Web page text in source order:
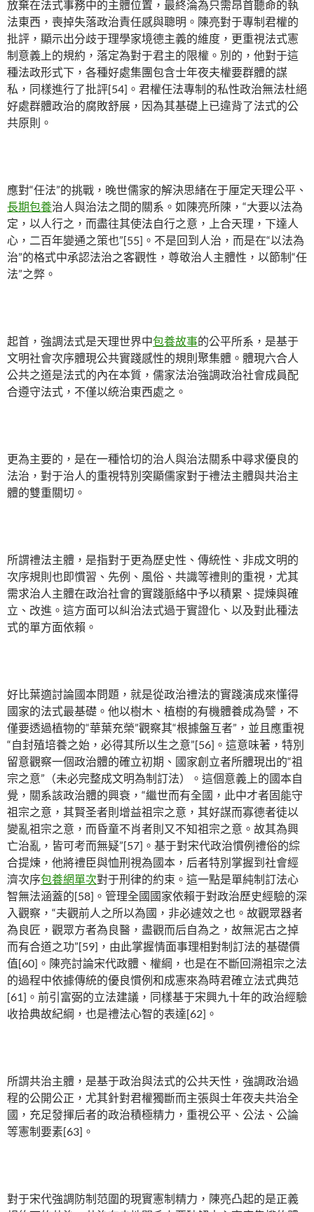
放棄在法式事務中的主體位置，最終淪為只需昂首聽命的執
法東西，喪掉失落政治責任感與聰明。陳亮對于專制君權的
批評，顯示出分歧于理學家境德主義的維度，更重視法式憲
制意義上的規約，落定為對于君主的限權。別的，他對于這
種法政形式下，各種好處集團包含士年夜夫權要群體的謀
私，同樣進行了批評[54]。君權任法專制的私性政治無法杜絕
好處群體政治的腐敗舒展，因為其基礎上已違背了法式的公
共原則。
應對“任法”的挑戰，晚世儒家的解決思緒在于厘定天理公平、
長期包養治人與治法之間的關系。如陳亮所陳，“大要以法為
定，以人行之，而盡往其使法自行之意，上合天理，下達人
心，二百年變通之策也”[55]。不是回到人治，而是在“以法為
治”的格式中承認法治之客觀性，尊敬治人主體性，以節制“任
法”之弊。
起首，強調法式是天理世界中包養故事的公平所系，是基于
文明社會次序體現公共實踐感性的規則聚集體。體現六合人
公共之道是法式的內在本質，儒家法治強調政治社會成員配
合遵守法式，不僅以統治東西處之。
更為主要的，是在一種恰切的治人與治法關系中尋求優良的
法治，對于治人的重視特別突顯儒家對于禮法主體與共治主
體的雙重關切。
所謂禮法主體，是指對于更為歷史性、傳統性、非成文明的
次序規則也即慣習、先例、風俗、共識等禮則的重視，尤其
需求治人主體在政治社會的實踐脈絡中予以積累、提煉與確
立、改進。這方面可以糾治法式過于實證化、以及對此種法
式的單方面依賴。
好比葉適討論國本問題，就是從政治禮法的實踐演成來懂得
國家的法式最基礎。他以樹木、植樹的有機體養成為譬，不
僅要透過植物的“華葉充榮”觀察其“根據盤互者”，並且應重視
“自封殖培養之始，必得其所以生之意”[56]。這意味著，特別
留意觀察一個政治體的確立初期、國家創立者所體現出的“祖
宗之意”（未必完整成文明為制訂法）。這個意義上的國本自
覺，關系該政治體的興衰，“繼世而有全國，此中才者固能守
祖宗之意，其賢圣者則增益祖宗之意，其好謀而寡德者徒以
變亂祖宗之意，而昏童不肖者則又不知祖宗之意。故其為興
亡治亂，皆可考而無疑”[57]。基于對宋代政治慣例禮俗的綜
合提煉，他將禮臣與恤刑視為國本，后者特別掌握到社會經
濟次序包養網單次對于刑律的約束。這一點是單純制訂法心
智無法涵蓋的[58]。管理全國國家依賴于對政治歷史經驗的深
入觀察，“夫觀前人之所以為國，非必遽效之也。故觀眾器者
為良匠，觀眾方者為良醫，盡觀而后自為之，故無泥古之掉
而有合道之功”[59]，由此掌握情面事理相對制訂法的基礎價
值[60]。陳亮討論宋代政體、權綱，也是在不斷回溯祖宗之法
的過程中依據傳統的優良慣例和成憲來為時君確立法式典范
[61]。前引富弼的立法建議，同樣基于宋興九十年的政治經驗
收拾典故紀綱，也是禮法心智的表達[62]。
所謂共治主體，是基于政治與法式的公共天性，強調政治過
程的公開公正，尤其針對君權獨斷而主張與士年夜夫共治全
國，充足發揮后者的政治積極精力，重視公平、公法、公論
等憲制要素[63]。
對于宋代強調防制范圍的現實憲制精力，陳亮凸起的是正義